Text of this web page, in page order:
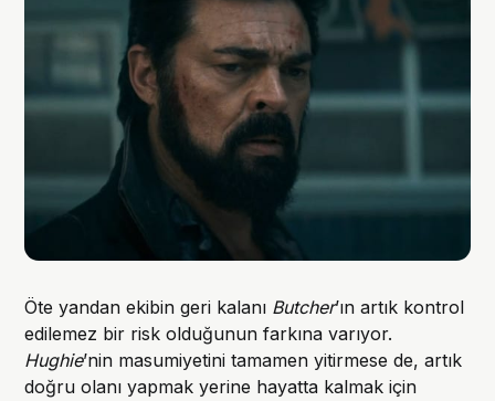
Öte yandan ekibin geri kalanı Butcher’ın artık kontrol
edilemez bir risk olduğunun farkına varıyor.
Hughie’nin masumiyetini tamamen yitirmese de, artık
doğru olanı yapmak yerine hayatta kalmak için